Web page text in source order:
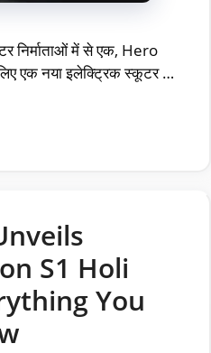
निर्माताओं में से एक, Hero
एक नया इलेक्ट्रिक स्कूटर …
S1 Holi
You